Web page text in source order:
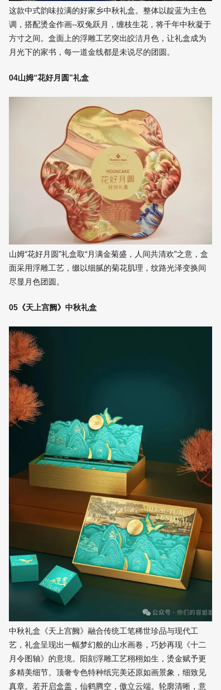
这款中式韵味拉满的好家乡中秋礼盒。整体以靛蓝为主色
调，搭配烫金作画--双兔跃月，缠枝生花，将千年中秋凝于
方寸之间。盒面上的浮雕工艺突出皎洁月色，让礼盒成为
月光下的家书，每一道金线都是未说尽的团圆。
04山姆“花好月圆”礼盒
山姆“花好月圆”礼盒取“月满金菊盛，人间共清欢”之意，盒
面采用浮雕工艺，缀以细腻的菊花肌理，纹路光泽变换间
尽显月色团圆。
05《天上宫阙》中秋礼盒
中秋礼盒《天上宫阙》融合传统工笔稀世珍品与现代工
艺，礼盒呈现出一幅梦幻般的山水画卷，巧妙再现《十二
月令图轴》的意境。阳刻浮雕工艺栩栩如生，烫金赋予更
多精美细节。顶奢专色特种纸完美还原如画景象，细致见
真章。若开启盒盖，仙鹤腾空，傲立云端。轮廓清晰，意